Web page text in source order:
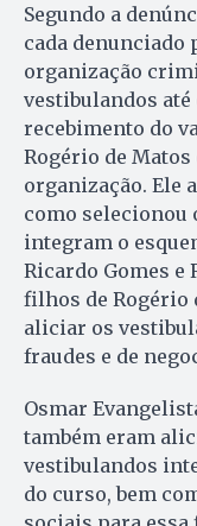
Segundo a
cada denunciado
organização
vestibulandos
recebimento do
Rogério de
organização. Ele
como selecionou
integram o
Ricardo Gomes e
filhos de Rogério
aliciar os
fraudes e de
Osmar
também eram
vestibulandos
do curso, bem